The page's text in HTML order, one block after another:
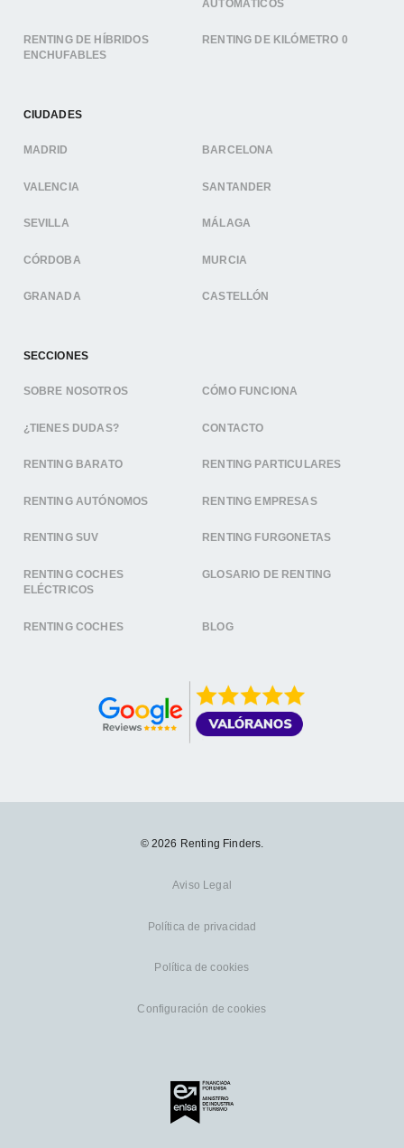
AUTOMÁTICOS
RENTING DE HÍBRIDOS
ENCHUFABLES
RENTING DE KILÓMETRO 0
CIUDADES
MADRID BARCELONA
VALENCIA SANTANDER
SEVILLA MÁLAGA
CÓRDOBA MURCIA
GRANADA CASTELLÓN
SECCIONES
SOBRE NOSOTROS CÓMO FUNCIONA
¿TIENES DUDAS? CONTACTO
RENTING BARATO RENTING PARTICULARES
RENTING AUTÓNOMOS RENTING EMPRESAS
RENTING SUV RENTING FURGONETAS
RENTING COCHES
ELÉCTRICOS
GLOSARIO DE RENTING
RENTING COCHES BLOG
© 2026 Renting Finders.
Aviso Legal
Política de privacidad
Política de cookies
Configuración de cookies